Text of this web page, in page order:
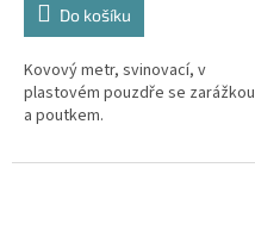
Do košíku
Kovový metr, svinovací, v
plastovém pouzdře se zarážkou
a poutkem.